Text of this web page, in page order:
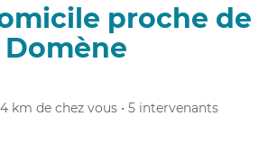
proche de
Domène
4 km de chez vous • 5 intervenants